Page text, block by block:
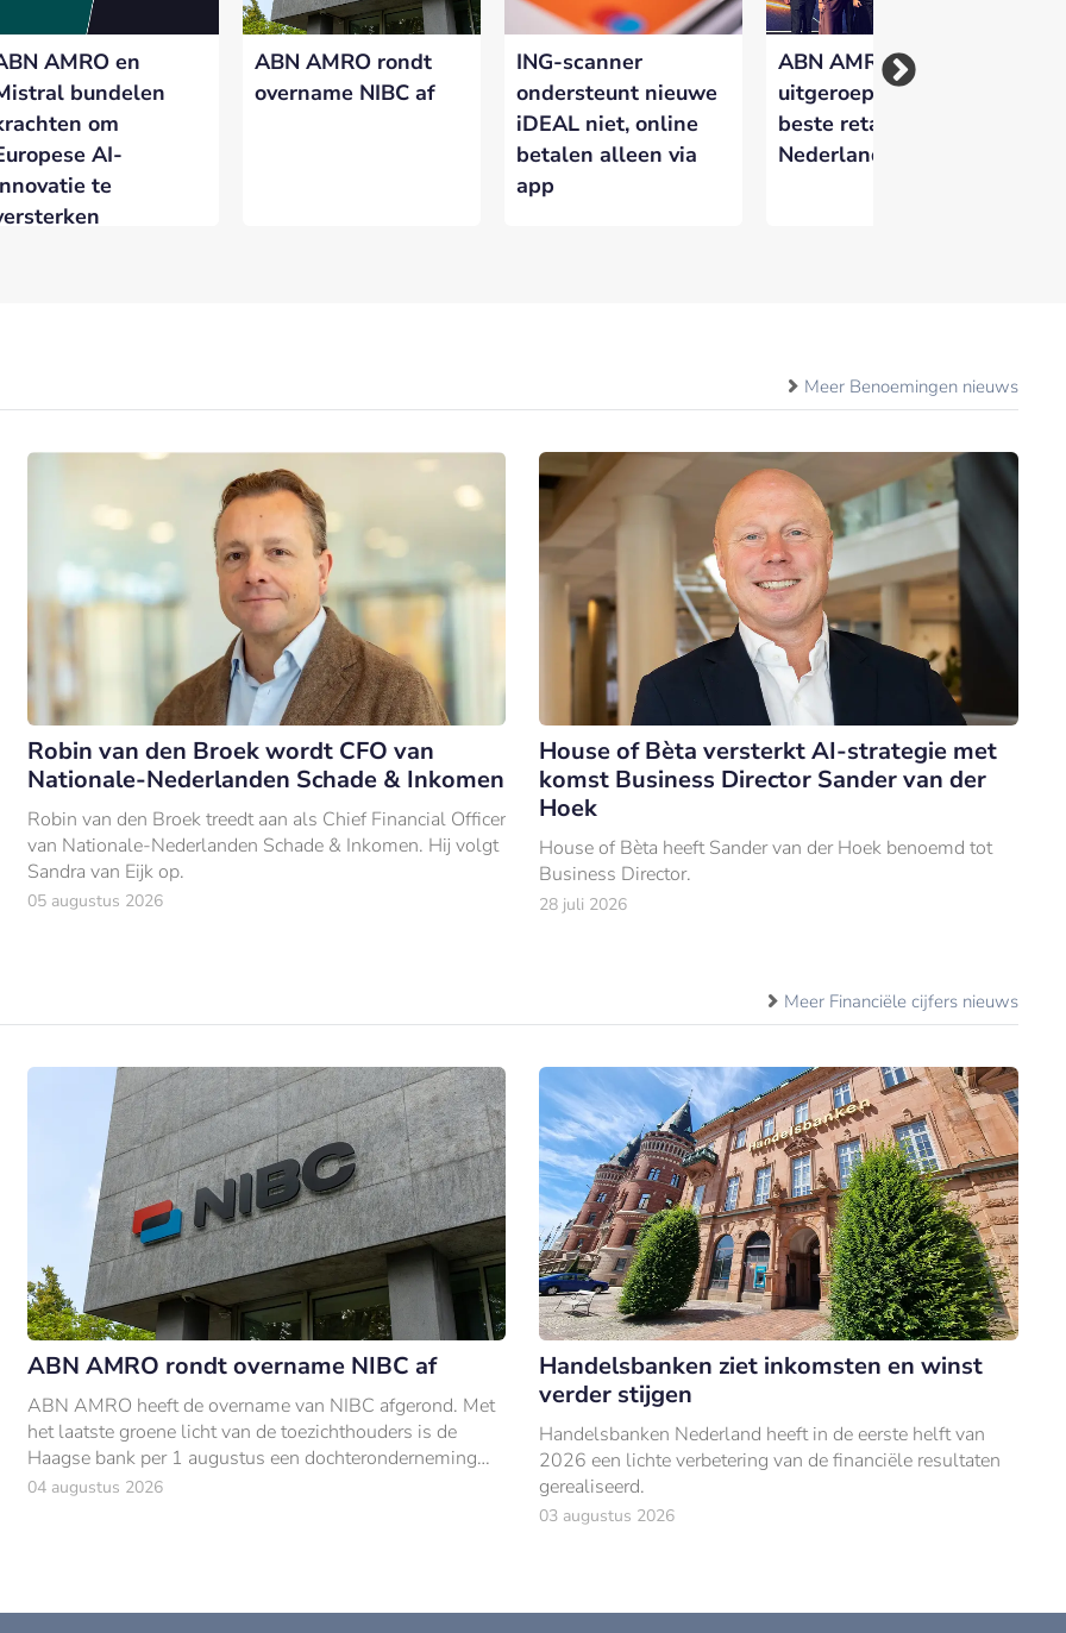
AMRO en
bundelen
om
AI-
te
ABN AMRO rondt
overname NIBC af
ING-scanner
ondersteunt nieuwe
iDEAL niet, online
betalen alleen via
app
ABN AMRO
uitgeroepen tot
beste retailbank van
Nederland
Meer Benoemingen nieuws
Robin van den Broek wordt CFO van
Nationale-Nederlanden Schade & Inkomen
Robin van den Broek treedt aan als Chief Financial Officer
van Nationale-Nederlanden Schade & Inkomen. Hij volgt
Sandra van Eijk op.
05 augustus 2026
House of Bèta versterkt AI-strategie met
komst Business Director Sander van der
Hoek
House of Bèta heeft Sander van der Hoek benoemd tot
Business Director.
28 juli 2026
Meer Financiële cijfers nieuws
ABN AMRO rondt overname NIBC af
ABN AMRO heeft de overname van NIBC afgerond. Met
het laatste groene licht van de toezichthouders is de
Haagse bank per 1 augustus een dochteronderneming
van ABN AMRO.
04 augustus 2026
Handelsbanken ziet inkomsten en winst
verder stijgen
Handelsbanken Nederland heeft in de eerste helft van
2026 een lichte verbetering van de financiële resultaten
gerealiseerd.
03 augustus 2026